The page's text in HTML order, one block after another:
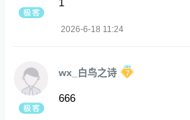
1
2026-6-18 11:24
wx_白鸟之诗
666